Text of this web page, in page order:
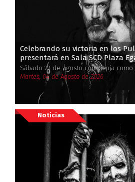
Celebrando su victoria en los
presentará en Sala SCD Plaza
Sábado 22 de agosto con Kiepja
Martes, 04 de Agosto de 2026
Noticias